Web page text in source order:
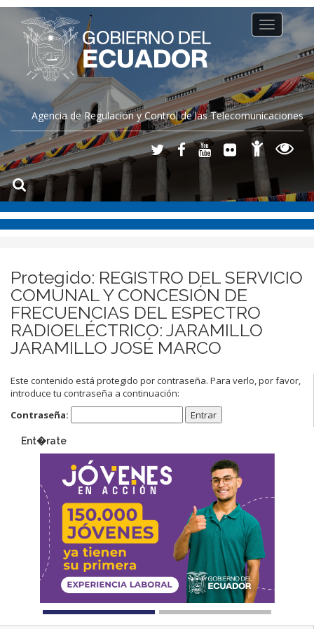
Agencia de Regulación y Control de las Telecomunicaciones
Toggle
navigation
Protegido: REGISTRO DEL SERVICIO
COMUNAL Y CONCESIÓN DE
FRECUENCIAS DEL ESPECTRO
RADIOELÉCTRICO: JARAMILLO
JARAMILLO JOSÉ MARCO
Este contenido está protegido por contraseña. Para verlo, por favor,
introduce tu contraseña a continuación:
Contraseña:
Ent�rate